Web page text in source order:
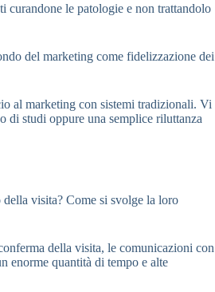
curandone le patologie e non trattandolo
del marketing come fidelizzazione dei
al marketing con sistemi tradizionali. Vi
di studi oppure una semplice riluttanza
visita? Come si svolge la loro
della visita, le comunicazioni con
enorme quantità di tempo e alte